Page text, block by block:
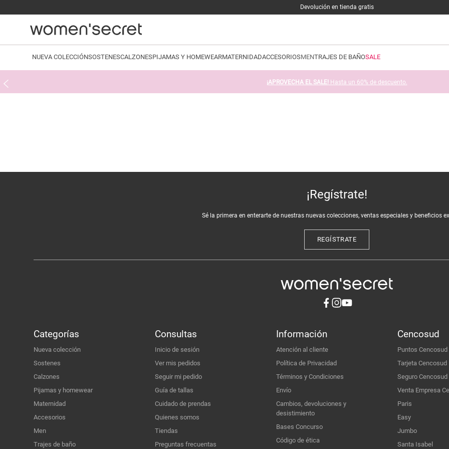
Devolución en tienda gratis
NUEVA COLECCIÓNSOSTENESCALZONESPIJAMAS Y HOMEWEARMATERNIDADACCESORIOSMENTRAJES DE BAÑOSALE
¡APROVECHA EL SALE! Hasta un 60% de descuento.
¡Regístrate!
Sé la primera en enterarte de nuestras nuevas colecciones, ventas especiales y beneficios
REGÍSTRATE
Categorías
Nueva colección
Sostenes
Calzones
Pijamas y homewear
Maternidad
Accesorios
Men
Trajes de baño
Consultas
Inicio de sesión
Ver mis pedidos
Seguir mi pedido
Guía de tallas
Cuidado de prendas
Quienes somos
Tiendas
Preguntas frecuentas
Información
Atención al cliente
Política de Privacidad
Términos y Condiciones
Envío
Cambios, devoluciones y
desistimiento
Bases Concurso
Código de ética
Cencosud
Puntos Cencosud
Tarjeta Cencosud
Seguro Cencosud
Venta Empresa
Paris
Easy
Jumbo
Santa Isabel